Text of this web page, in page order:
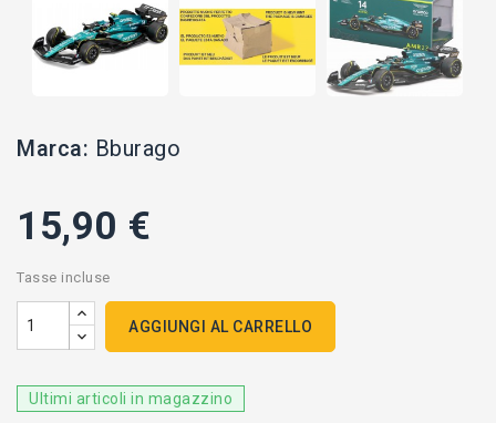
Marca: Bburago
15,90 €
Tasse incluse
AGGIUNGI AL CARRELLO
Ultimi articoli in magazzino